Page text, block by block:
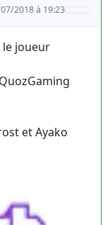
2018 à 19:23
joueur
et Ayako